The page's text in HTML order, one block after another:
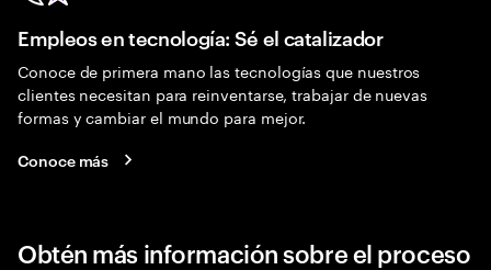
Empleos en tecnología: Sé el catalizador
Conoce de primera mano las tecnologías que nuestros
clientes necesitan para reinventarse, trabajar de nuevas
formas y cambiar el mundo para mejor.
Conoce más
Obtén más información sobre el proceso